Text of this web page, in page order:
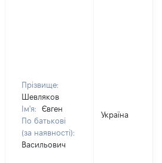
Прізвище:
Шевляков
Ім'я:
Євген
По батькові
(за наявності):
Васильович
Україна